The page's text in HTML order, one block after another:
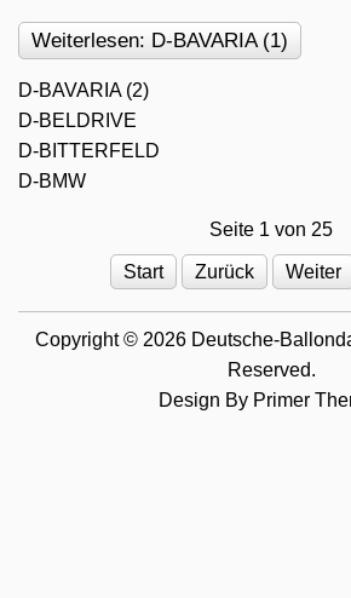
Weiterlesen: D-BAVARIA (1)
D-BAVARIA (2)
D-BELDRIVE
D-BITTERFELD
D-BMW
Seite 1 von 25
Start Zurück Weiter
Copyright © 2026 Deutsche-
Reserved.
Design By Primer